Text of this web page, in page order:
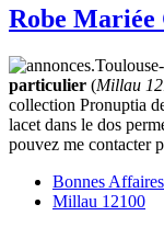
Robe Mariée
particulier (Millau
collection Pronuptia
lacet dans le dos
pouvez me contacter
Bonnes
Millau 12100